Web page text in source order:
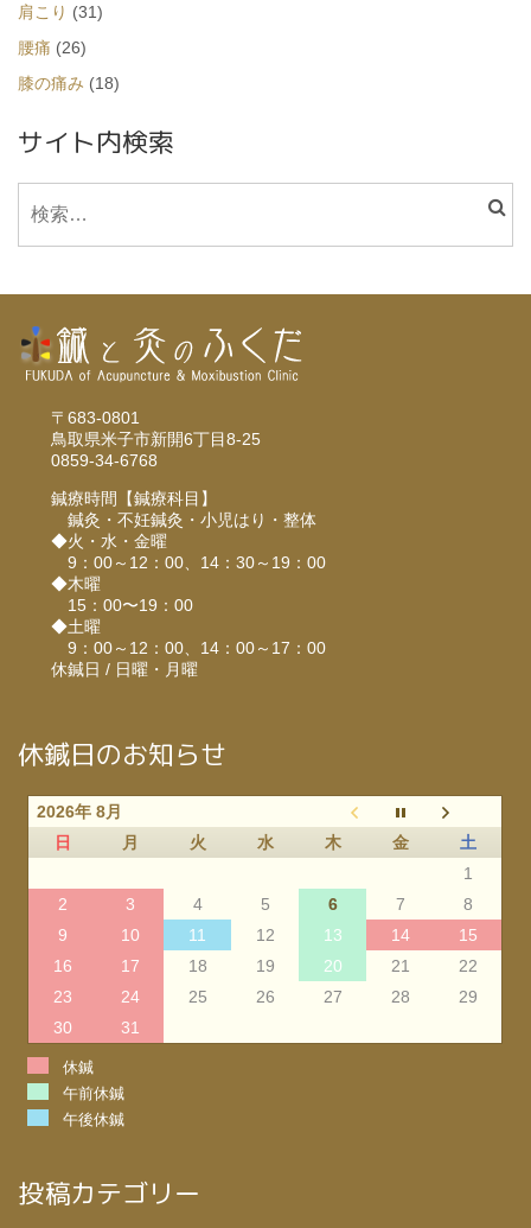
肩こり (31)
腰痛 (26)
膝の痛み (18)
サイト内検索
索:
〒683-0801
鳥取県米子市新開6丁目8-25
0859-34-6768
鍼療時間【鍼療科目】
鍼灸・不妊鍼灸・小児はり・整体
◆火・水・金曜
9：00～12：00、14：30～19：00
◆木曜
15：00〜19：00
◆土曜
9：00～12：00、14：00～17：00
休鍼日 / 日曜・月曜
休鍼日のお知らせ
2026年 8月
日
月 火 水 木 金
土
1
2
3 4 5 6 7
8
9
10 11 12 13 14
15
16
17 18 19 20 21
22
23
24 25 26 27 28
29
30
31
休鍼
午前休鍼
午後休鍼
投稿カテゴリー